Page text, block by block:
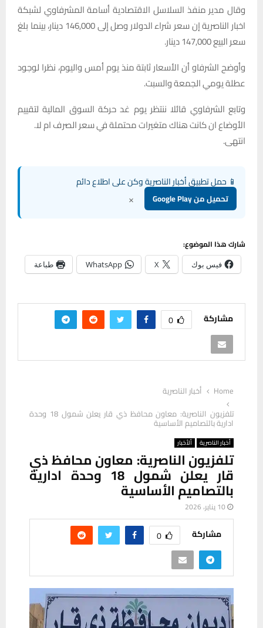
وقال مدير منفذ السلاسل الاقتصادية أسامة المشرفاوي لشبكة
اخبار الناصرية إن سعر شراء الدولار وصل إلى 146,000 دينار، بينما بلغ
سعر البيع 147,000 دينار.
وأوضح الشرفاو أن الأسعار ثابتة منذ يوم أمس واليوم، نظرا لوجود
عطلة يومي الجمعة والسبت.
وتابع الشرفاوي قائلا ننتظر يوم غد حركة السوق المالية لتقييم
الأوضاع ان كانت هناك متغيرات محتملة في سعر الصرف ام لا.
انتهى.
📱 حمل تطبيق أخبار الناصرية وكن على اطلاع دائم
تحميل من Google Play ×
شارك هذا الموضوع:
فيس بوك X
WhatsApp طباعة
مشاركة 0
Home
أخبار الناصرية
تلفزيون الناصرية: معاون محافظ ذي قار يعلن شمول 18 وحدة
ادارية بالتصاميم الأساسية
أخبار الناصرية ألأخبار
تلفزيون الناصرية: معاون محافظ ذي
قار يعلن شمول 18 وحدة ادارية
بالتصاميم الأساسية
10 يناير، 2026
مشاركة 0